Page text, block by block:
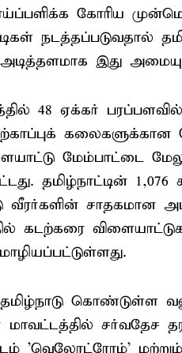
கோரிய
நடத்தப்படுவதால்
இது
48 ஏக்கர்
மேம்பாட்டை
தமிழ்நாட்டின்
வீரர்களின் சாதகமான
கடற்கரை
தமிழ்நாடு கொண்டுள்ள
சர்வதேச
'வெலோட்ரோம்' மற்றும்